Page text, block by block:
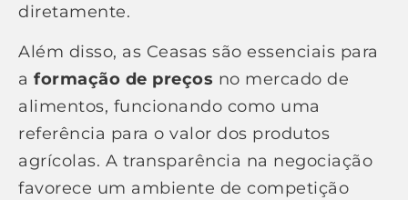
diretamente.
Além disso, as Ceasas são essenciais para
a formação de preços no mercado de
alimentos, funcionando como uma
referência para o valor dos produtos
agrícolas. A transparência na negociação
favorece um ambiente de competição